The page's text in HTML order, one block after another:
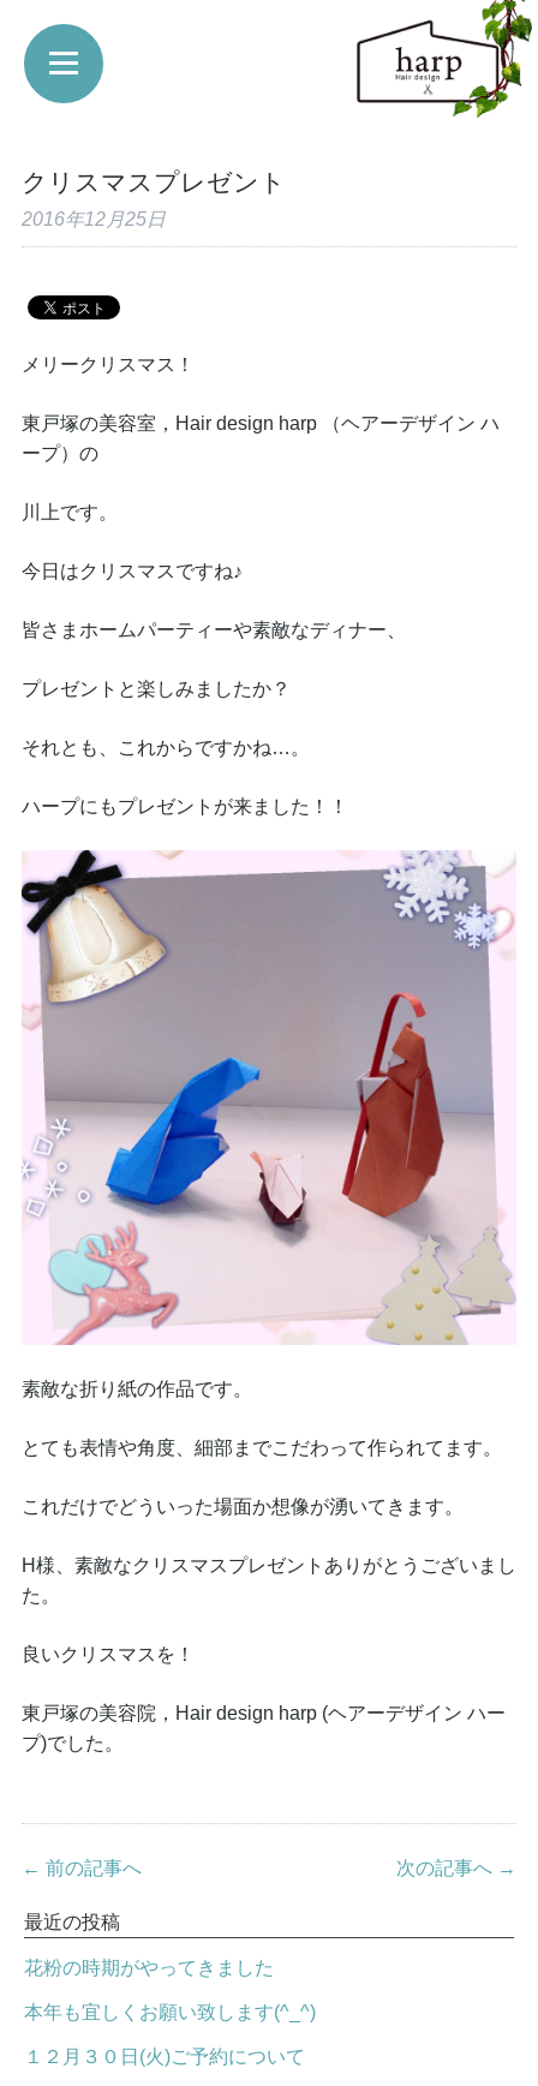
クリスマスプレゼント
2016年12月25日
メリークリスマス！
東戸塚の美容室，Hair design harp （ヘアーデザイン ハ
ープ）の
川上です。
今日はクリスマスですね♪
皆さまホームパーティーや素敵なディナー、
プレゼントと楽しみましたか？
それとも、これからですかね…。
ハープにもプレゼントが来ました！！
素敵な折り紙の作品です。
とても表情や角度、細部までこだわって作られてます。
これだけでどういった場面か想像が湧いてきます。
H様、素敵なクリスマスプレゼントありがとうございまし
た。
良いクリスマスを！
東戸塚の美容院，Hair design harp (ヘアーデザイン ハー
プ)でした。
← 前の記事へ 次の記事へ →
最近の投稿
花粉の時期がやってきました
本年も宜しくお願い致します(^_^)
１２月３０日(火)ご予約について